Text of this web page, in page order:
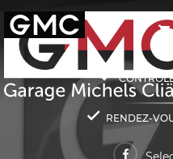
RENDEZ-